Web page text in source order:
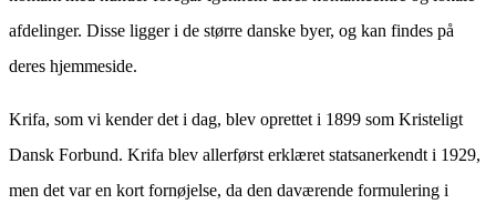
afdelinger. Disse ligger i de større danske byer, og kan findes på
deres hjemmeside.
Krifa, som vi kender det i dag, blev oprettet i 1899 som Kristeligt
Dansk Forbund. Krifa blev allerførst erklæret statsanerkendt i 1929,
men det var en kort fornøjelse, da den daværende formulering i